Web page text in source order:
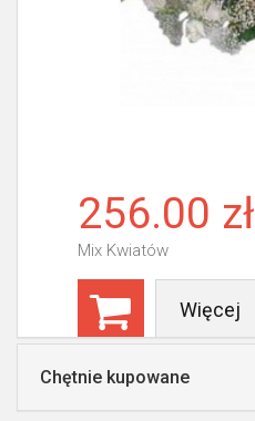
256.00 zł
Mix Kwiatów
Więcej
Chętnie kupowane